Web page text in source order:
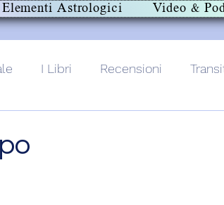
Elementi Astrologici Video &
I Libri Recensioni